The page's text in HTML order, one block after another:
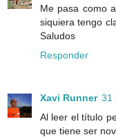
Me pasa como
siquiera tengo
Saludos
Responder
Xavi Runner 31
Al leer el título
que tiene ser